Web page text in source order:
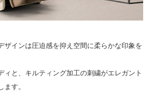
ザインは圧迫感を抑え空間に柔らかな印象を
ィと、キルティング加工の刺繍がエレガント
ます。